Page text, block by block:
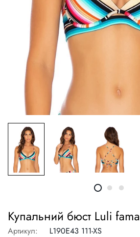
Купальний бюст Luli fama
Артикул:
L190E43 111-XS